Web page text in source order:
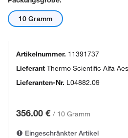
10 Gramm
Artikelnummer. 11391737
Lieferant Thermo Scientific Alfa
Lieferanten-Nr. L04882.09
356.00 € / 10 Gramm
Eingeschränkter Artikel